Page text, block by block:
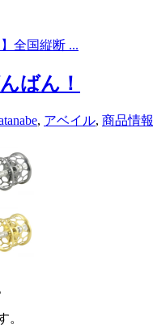
全国縦断 ...
ばん！
, アベイル, 商品情報
。